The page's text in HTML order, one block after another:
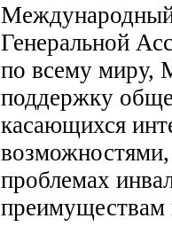
Международный
Генеральной
по всему миру,
поддержку
касающихся
проблемах
преимуществам